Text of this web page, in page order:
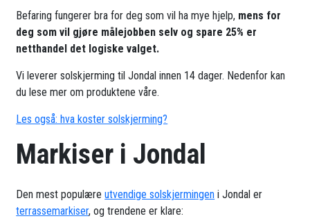
Befaring fungerer bra for deg som vil ha mye hjelp, mens for
deg som vil gjøre målejobben selv og spare 25% er
netthandel det logiske valget.
Vi leverer solskjerming til Jondal innen 14 dager. Nedenfor kan
du lese mer om produktene våre.
Les også: hva koster solskjerming?
Markiser i Jondal
Den mest populæreutvendige solskjermingen i Jondal er
terrassemarkiser, og trendene er klare: